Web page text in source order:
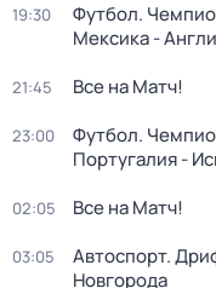
19:30
Футбол.
Мексика -
21:45 Все на Матч!
23:00
Футбол.
Португалия -
02:05 Все на Матч!
03:05
Автоспорт.
Новгорода